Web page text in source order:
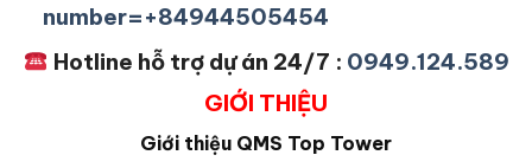
number=+84944505454
Hotline hỗ trợ dự án 24/7 : 0949.124.589
GIỚI THIỆU
Giới thiệu QMS Top Tower